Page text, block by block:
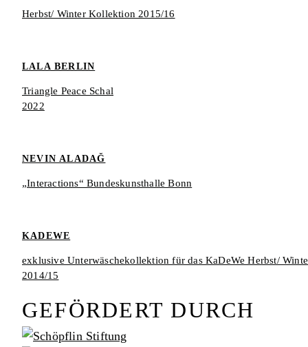
Herbst/ Winter Kollektion 2015/16
LALA BERLIN
Triangle Peace Schal
2022
NEVIN ALADAĞ
„Interactions“ Bundeskunsthalle Bonn
KADEWE
exklusive Unterwäschekollektion für das KaDeWe Herbst/
2014/15
GEFÖRDERT DURCH